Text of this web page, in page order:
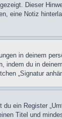
Dieser
eine Notiz
in deinem
du in
„Signatur
ein Register
Titel und